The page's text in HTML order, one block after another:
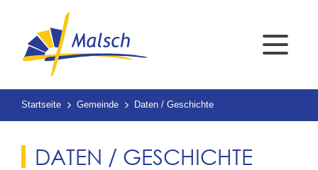
Startseite Gemeinde Daten / Geschichte
DATEN / GESCHICHTE